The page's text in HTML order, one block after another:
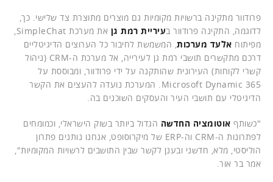
פרודוור מתקינה ברשויות מקומיות גם מוצרים מתוצרת צד שלישי. כך,
לדוגמה, התקינה פרודוור בעיריית רמת גן
מפיתוח אלעד מערכות , המשמשת לחיבור כל הערוצים הדיגיטליים
דרכם מתקשרים תושבי רמת גן לעירייה, אל מערכת ה-CRM (ניהול
קשרי לקוחות) העירונית שהותקנה על ידי פרודוור, ומבוססת על
Microsoft Dynamic 365. המערכת נועדה להעצים את הקשר
הדיגיטלי עם תושבי העיר והעסקים השוכנים בה.
"כשותף אוטומציה החדשה הגדול ביותר בשוק הישראלי, וכמומחים
לפתרונות ה-CRM וה-ERP של מיקרוסופט, אנחנו נותנים פתרון
הוליסטי, מלא, חדשני ובענן לקשר שבין התושבים לרשויות המקומיות",
אמר בר אור.